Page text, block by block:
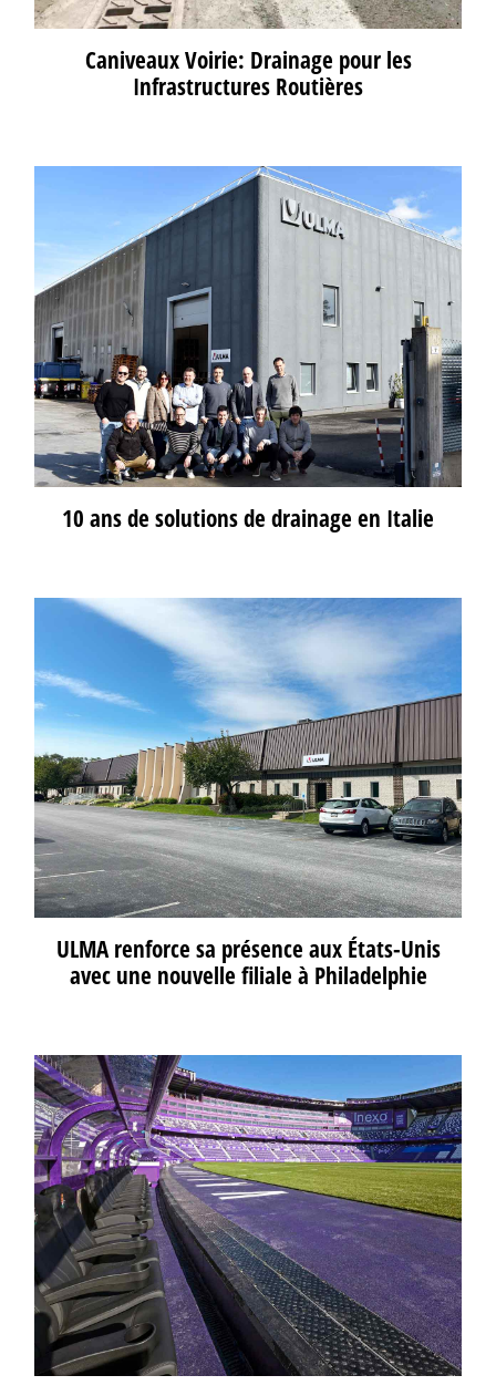
Caniveaux Voirie: Drainage pour les
Infrastructures Routières
10 ans de solutions de drainage en Italie
ULMA renforce sa présence aux États-Unis
avec une nouvelle filiale à Philadelphie